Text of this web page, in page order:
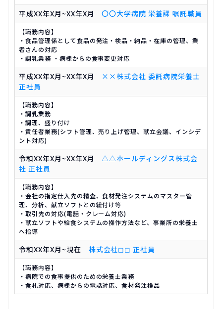
平成XX年X月~XX年X月 〇〇大学病院 栄養課 嘱託職員
【職務内容】
・食品管理係として食品の発注・検品・納品・在庫の管理、業
者さんの対応
・調乳業務 ・病棟からの食事変更対応
平成XX年X月~XX年X月
××株式会社 委託病院栄養士
正社員
【職務内容】
・調乳業務
・調理、盛り付け
・責任者業務(シフト管理、売り上げ管理、献立会議、インシデ
ント対応)
令和XX年X月~XX年X月
△△ホールディングス株式会
社 正社員
【職務内容】
・会社の指定仕入先の精査、食材発注システムのマスター管
理、分析、献立ソフトとの紐付け等
・取引先の対応(電話・クレーム対応)
・献立ソフトや給食システムの操作方法など、事業所の栄養士
へ指導
令和XX年X月~現在 株式会社◻︎◻︎ 正社員
【職務内容】
・病院での食事提供のための栄養士業務
・食札対応、病棟からの電話対応、食材発注検品